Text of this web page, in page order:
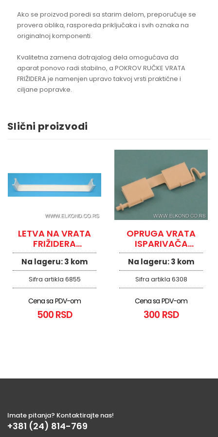
Ako se proizvod poredi sa starim delom, preporučuje se
provera oblika, rasporeda priključaka i svih oznaka na
originalnoj komponenti.
Kvalitetna zamena dotrajalog dela omogućava da
aparat ponovo radi stabilno, a POKROV RUČKE VRATA
FRIŽIDERA je namenjen upravo takvoj vrsti praktične i
ciljane popravke.
Slični proizvodi
LETVA NA VRATA
FRIŽIDERA
GORENJE
Na lageru:3 kom
Sifra artikla 6855
Cena sa PDV-om
500 RSD
OPRUGA VRATA
ISPARIVAČA
PLASTIČNA
Na lageru:3 kom
Sifra artikla 6308
Cena sa PDV-om
300 RSD
Imate pitanja? Kontaktirajte nas!
+381 (24) 814-769